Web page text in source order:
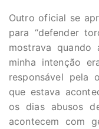
Outro oficial se
para “defender
mostrava quando
minha intenção
responsável pela
que estava
os dias abusos
acontecem com